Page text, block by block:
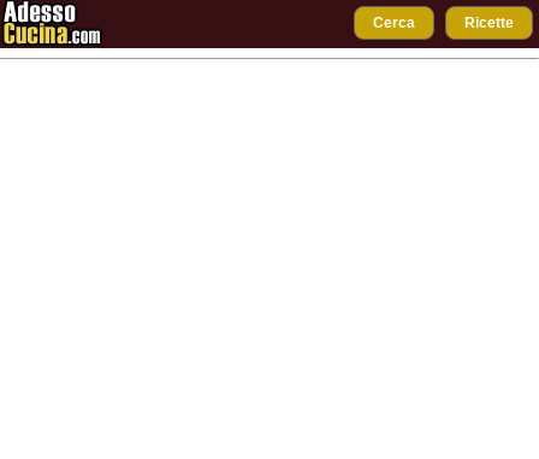
Cerca Ricette